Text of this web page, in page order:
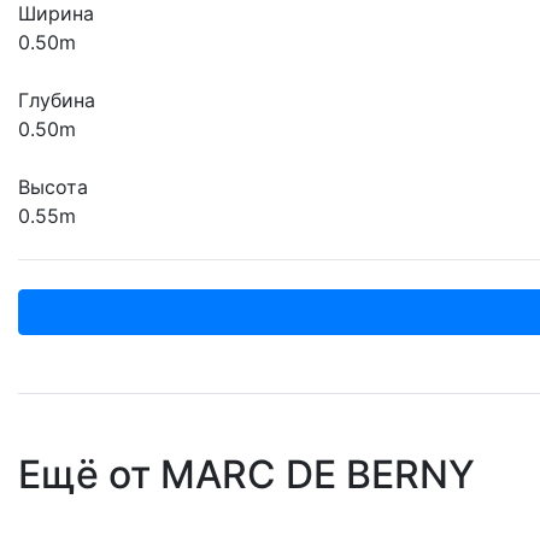
Ширина
0.50m
Глубина
0.50m
Высота
0.55m
Ещё от MARC DE BERNY